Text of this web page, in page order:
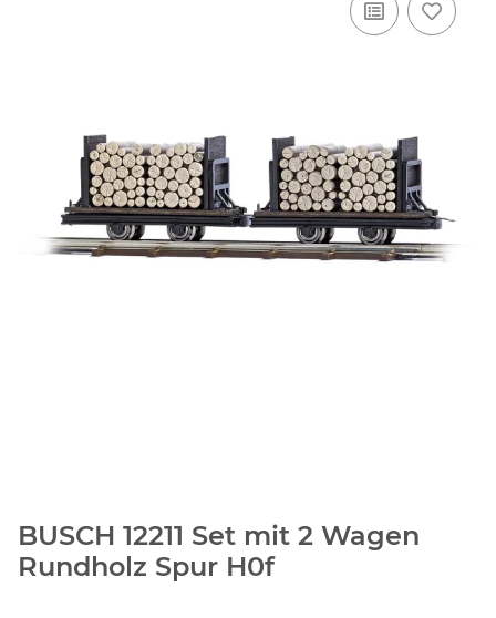
BUSCH 12211 Set mit 2 Wagen
Rundholz Spur H0f